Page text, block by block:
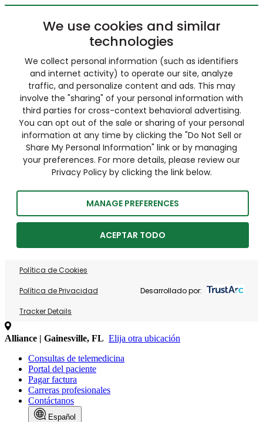
We use cookies and similar
technologies
We collect personal information (such as identifiers
and internet activity) to operate our site, analyze
traffic, and personalize content and ads. This may
involve the "sharing" of your personal information with
third parties for cross-context behavioral advertising.
You can opt out of the sale or sharing of your personal
information at any time by clicking the "Do Not Sell or
Share My Personal Information" link or by managing
your preferences. For more details, please review our
Privacy Policy by clicking the link below.
MANAGE PREFERENCES
ACEPTAR TODO
Política de Cookies
Política de Privacidad
Tracker Details
Desarrollado por:
Alliance | Gainesville, FL Elija otra ubicación
Consultas de telemedicina
Portal del paciente
Pagar factura
Carreras profesionales
Contáctanos
Español